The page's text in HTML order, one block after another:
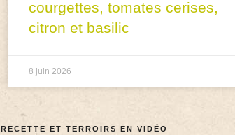
courgettes, tomates cerises,
citron et basilic
8 juin 2026
RECETTE ET TERROIRS EN VIDÉO